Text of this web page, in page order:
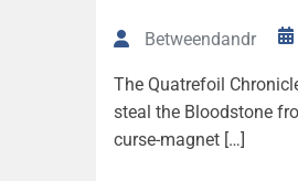
Betweendandr
The Quatrefoil
steal the Bloodstone
curse-magnet […]